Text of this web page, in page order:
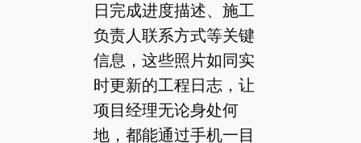
日完成进度描述、施工
负责人联系方式等关键
信息，这些照片如同实
时更新的工程日志，让
项目经理无论身处何
地，都能通过手机一目